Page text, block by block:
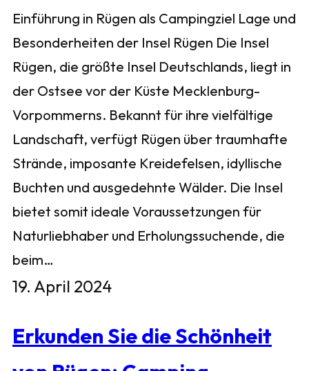
Einführung in Rügen als Campingziel Lage und
Besonderheiten der Insel Rügen Die Insel
Rügen, die größte Insel Deutschlands, liegt in
der Ostsee vor der Küste Mecklenburg-
Vorpommerns. Bekannt für ihre vielfältige
Landschaft, verfügt Rügen über traumhafte
Strände, imposante Kreidefelsen, idyllische
Buchten und ausgedehnte Wälder. Die Insel
bietet somit ideale Voraussetzungen für
Naturliebhaber und Erholungssuchende, die
beim…
19. April 2024
Erkunden Sie die Schönheit